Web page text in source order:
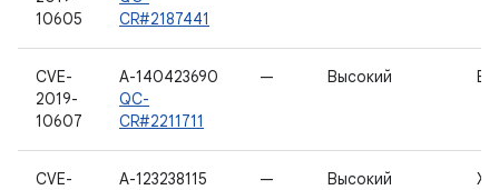
10605
CR#2187441
CVE-
2019-
10607
A-140423690
QC-
CR#2211711
— Высокий
CVE-
A-123238115
— Высокий